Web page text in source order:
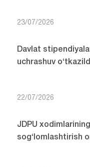
23/07/2026
Davlat
uchrashuv o‘tkazildi
22/07/2026
JDPU
sog‘lomlashtirish